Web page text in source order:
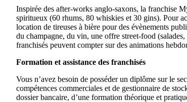
Inspirée des after-works anglo-saxons, la franchise
spiritueux (60 rhums, 80 whiskies et 30 gins). Pour
location de tireuses à bière pour des évènements
du champagne, du vin, une offre street-food
franchisés peuvent compter sur des animations
Formation et assistance des franchisés
Vous n’avez besoin de posséder un diplôme sur le
compétences commerciales et de gestionnaire de
dossier bancaire, d’une formation théorique et